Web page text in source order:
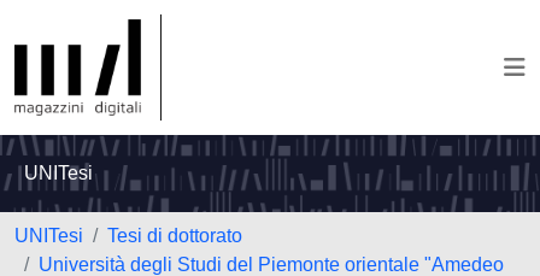
UNITesi
UNITesi
Tesi di dottorato
Università degli Studi del Piemonte orientale "Amedeo